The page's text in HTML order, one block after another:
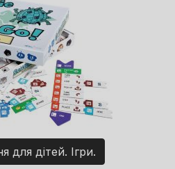
для дітей. Ігри.